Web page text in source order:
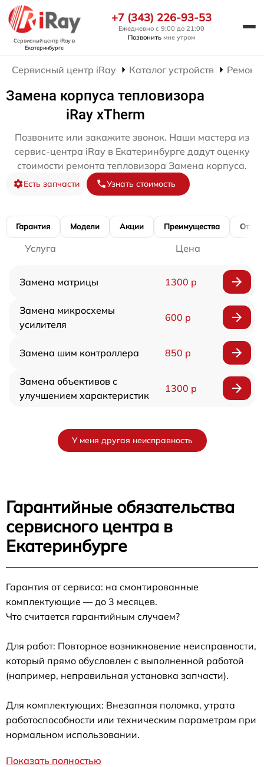
Сервисный центр iRayв
Екатеринбурге
+7 (343) 226-93-53
Ежедневно с 9:00 до 21:00
Позвонить мне утром
Сервисный центр iRay Каталог устройств Ремонт
Замена корпуса тепловизора
iRay xTherm
Позвоните или закажите звонок. Наши мастера из
сервис-центра iRay в Екатеринбурге дадут оценку
стоимости ремонта тепловизора Замена корпуса.
Есть запчасти Узнать стоимость
Гарантия Модели Акции Преимущества
Услуга Цена
Замена матрицы 1300 р
Замена микросхемы
усилителя
600 р
Замена шим контроллера 850 р
Замена объективов с
улучшением характеристик
1300 р
У меня другая неисправность
Гарантийные обязательства
сервисного центра в
Екатеринбурге
Гарантия от сервиса: на смонтированные
комплектующие — до 3 месяцев.
Что считается гарантийным случаем?
Для работ: Повторное возникновение неисправности,
который прямо обусловлен с выполненной работой
(например, неправильная установка запчасти).
Для комплектующих: Внезапная поломка, утрата
работоспособности или техническим параметрам при
нормальном использовании.
Показать полностью